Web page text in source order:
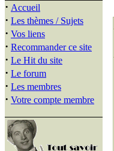
· Accueil
· Les thèmes / Sujets
· Vos liens
· Recommander ce site
· Le Hit du site
· Le forum
· Les membres
· Votre compte membre